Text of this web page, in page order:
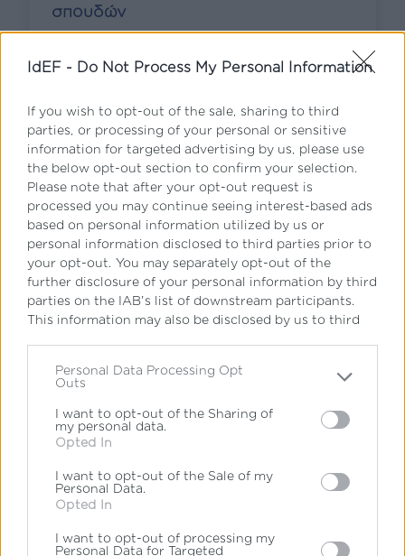
IdEF - Do Not Process My Personal Information
If you wish to opt-out of the sale, sharing to third
parties, or processing of your personal or sensitive
information for targeted advertising by us, please use
the below opt-out section to confirm your selection.
Please note that after your opt-out request is
processed you may continue seeing interest-based ads
based on personal information utilized by us or
personal information disclosed to third parties prior to
your opt-out. You may separately opt-out of the
further disclosure of your personal information by third
parties on the IAB’s list of downstream participants.
This information may also be disclosed by us to third
Please note that this website/app uses one or more
Google services and may gather and store information
including but not limited to your visit or usage
behaviour. You may click to grant or deny consent to
below specified purposes in below Google consent
section.
Personal Data Processing Opt
Outs
I want to opt-out of the Sharing of
my personal data.
Opted In
I want to opt-out of the Sale of my
Personal Data.
Opted In
I want to opt-out of processing my
Personal Data for Targeted
σπουδών
χρειαστεί να φύγεις από την Ελλάδα.
ΣτοIdEF , έχεις πρόσβαση σε
σπουδές που οδηγούν σε
αναγνωρισμένους τίτλους, μέσω της
συνεργασίας με το Δημόσιο Γαλλικό
Πανεπιστήμιο Sorbonne Paris Nord.
Αυτό σημαίνει ένα πτυχίο με διεθνή
προοπτική, χωρίς το επιπλέον
σπουδές στο εξωτερικό.
Ανάπτυξη ψηφιακών